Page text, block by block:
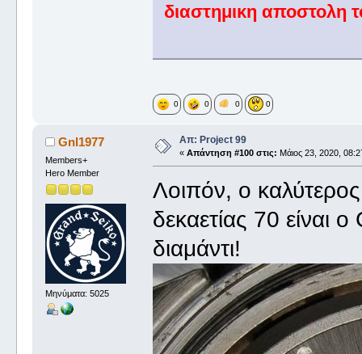
διαστημικη αποστολη
0 0 0 0
Gnl1977
Members+
Hero Member
Μηνύματα: 5025
Απ: Project 99
« Απάντηση #100 στις: Μάιος 23, 2020,
Λοιπόν, ο
δεκαετίας 70 είναι
διαμάντι!